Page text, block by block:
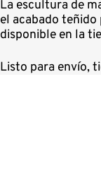
La escultura de
el acabado
disponible en la
Listo para envío,